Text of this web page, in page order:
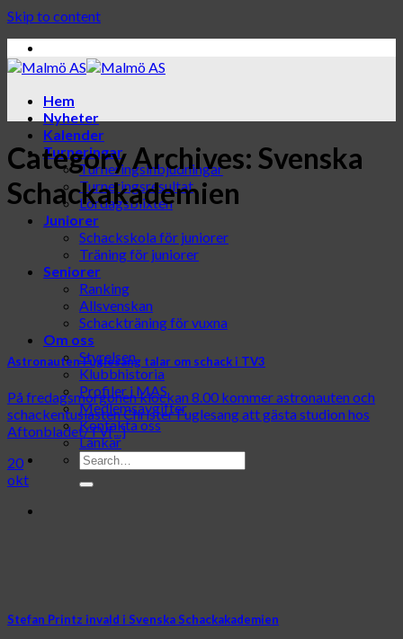
Skip to content
Hem
Nyheter
Kalender
Turneringar
Turneringsinbjudningar
Turneringsresultat
Lördagsblixten
Juniorer
Schackskola för juniorer
Träning för juniorer
Seniorer
Ranking
Allsvenskan
Schackträning för vuxna
Om oss
Styrelsen
Klubbhistoria
Profiler i MAS
Medlemsavgifter
Kontakta oss
Länkar
Category Archives: Svenska
Schackakademien
Astronauten Fuglesang talar om schack i TV3
På fredagsmorgonen klockan 8.00 kommer astronauten och
schackentusiasten Christer Fuglesang att gästa studion hos
Aftonbladet/TV[...]
20
okt
Stefan Printz invald i Svenska Schackakademien